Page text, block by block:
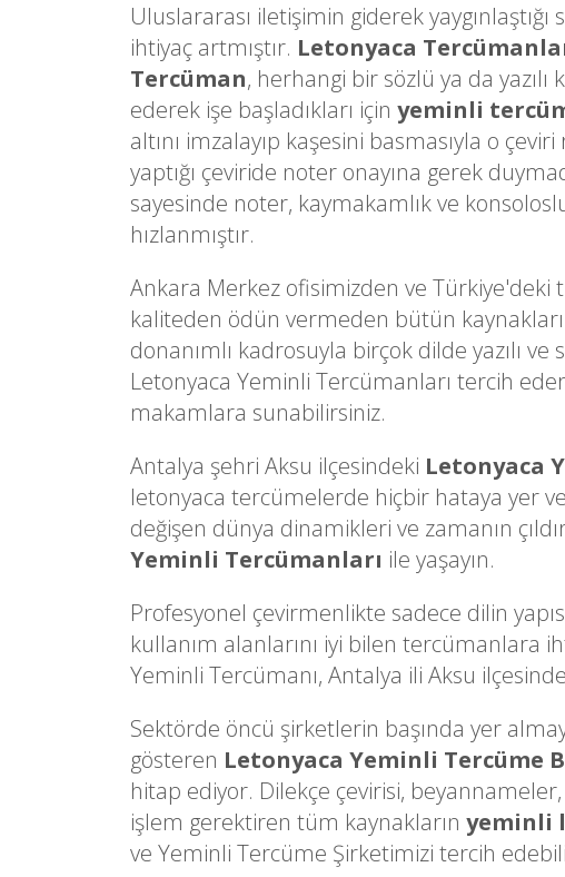
Uluslararası iletişimin giderek
ihtiyaç artmıştır. Letonyaca
Tercüman, herhangi bir sözlü ya da
ederek işe başladıkları için yeminli
altını imzalayıp kaşesini basmasıyla o
yaptığı çeviride noter onayına gerek
sayesinde noter, kaymakamlık ve
hızlanmıştır.
Ankara Merkez ofisimizden ve
kaliteden ödün vermeden bütün
donanımlı kadrosuyla birçok dilde yazılı
Letonyaca Yeminli Tercümanları tercih
makamlara sunabilirsiniz.
Antalya şehri Aksu ilçesindeki Letonyaca
letonyaca tercümelerde hiçbir hataya yer
değişen dünya dinamikleri ve zamanın
Yeminli Tercümanları ile yaşayın.
Profesyonel çevirmenlikte sadece dilin
kullanım alanlarını iyi bilen tercümanlara
Yeminli Tercümanı, Antalya ili Aksu
Sektörde öncü şirketlerin başında yer
gösteren Letonyaca Yeminli Tercüme
hitap ediyor. Dilekçe çevirisi,
işlem gerektiren tüm kaynakların yeminli
ve Yeminli Tercüme Şirketimizi tercih